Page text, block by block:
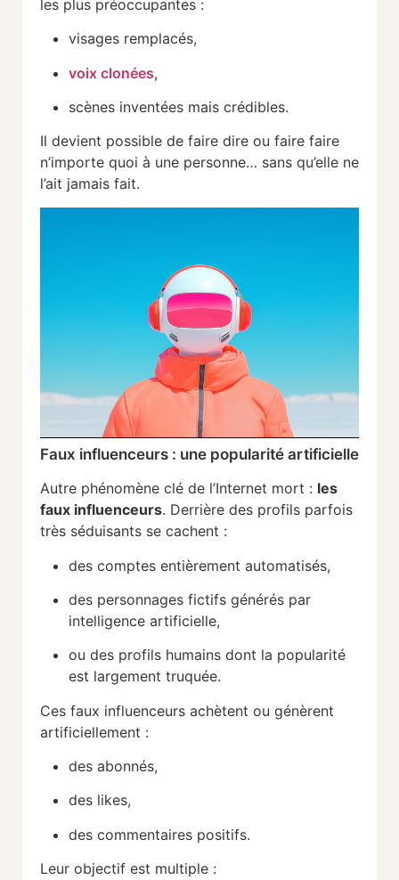
les plus préoccupantes :
visages remplacés,
voix clonées,
scènes inventées mais crédibles.
Il devient possible de faire dire ou faire faire
n’importe quoi à une personne… sans qu’elle ne
l’ait jamais fait.
Faux influenceurs : une popularité artificielle
Autre phénomène clé de l’Internet mort : les
faux influenceurs. Derrière des profils parfois
très séduisants se cachent :
des comptes entièrement automatisés,
des personnages fictifs générés par
intelligence artificielle,
ou des profils humains dont la popularité
est largement truquée.
Ces faux influenceurs achètent ou génèrent
artificiellement :
des abonnés,
des likes,
des commentaires positifs.
Leur objectif est multiple :